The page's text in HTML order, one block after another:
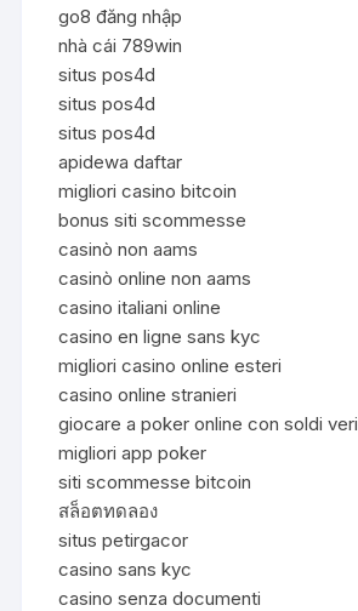
go8 đăng nhập
nhà cái 789win
situs pos4d
situs pos4d
situs pos4d
apidewa daftar
migliori casino bitcoin
bonus siti scommesse
casinò non aams
casinò online non aams
casino italiani online
casino en ligne sans kyc
migliori casino online esteri
casino online stranieri
giocare a poker online con soldi veri
migliori app poker
siti scommesse bitcoin
สล็อตทดลอง
situs petirgacor
casino sans kyc
casino senza documenti